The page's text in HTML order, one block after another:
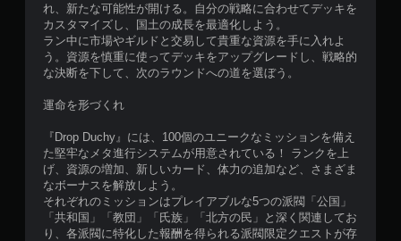
れ、新たな可能性が開ける。自分の戦略に合わせてデッキを
カスタマイズし、国土の成長を最適化しよう。
ラン中に市場やギルドと交易して貴重な資源を手に入れよ
う。資源を慎重に使ってデッキをアップグレードし、戦略的
な決断を下して、次のラウンドへの道を選ぼう。
運命を形づくれ
『Drop Duchy』には、100個のユニークなミッションを備え
た堅牢なメタ進行システムが用意されている！ ランクを上
げ、資源の増加、新しいカード、体力の追加など、さまざま
なボーナスを解放しよう。
それぞれのミッションはプレイアブルな5つの派閥「公国」
「共和国」「教団」「氏族」「北方の民」と深く関連してお
り、各派閥に特化した報酬を得られる派閥限定クエストが存